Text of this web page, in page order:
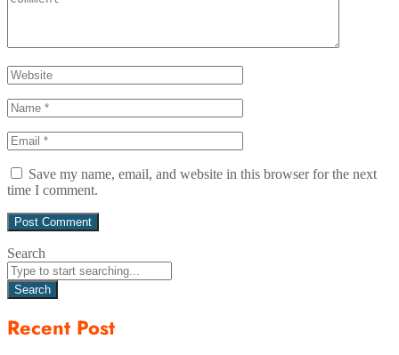
Save my name, email, and website in this browser for the next
time I comment.
Search
Search
Recent Post